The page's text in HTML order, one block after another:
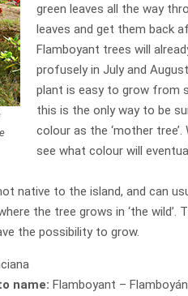
green leaves all the way
leaves and get them back
Flamboyant trees will
profusely in July and
plant is easy to grow from
this is the only way to be
colour as the ‘mother
see what colour will
native to the island, and can
the tree grows in ‘the
the possibility to grow.
name: Flamboyant – Flamboyán